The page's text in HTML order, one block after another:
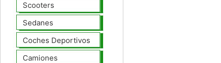
Scooters
Sedanes
Coches Deportivos
Camiones